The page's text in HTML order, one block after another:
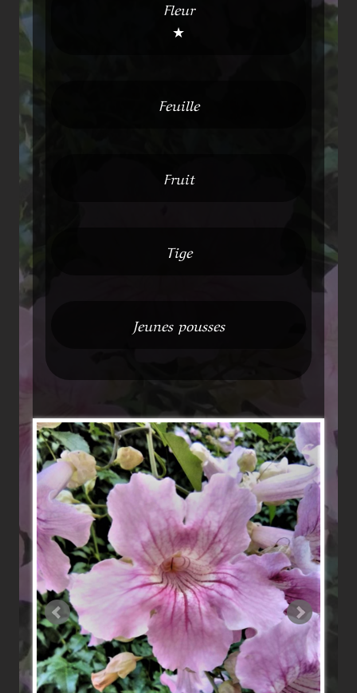
Fleur
★
Feuille
Fruit
Tige
Jeunes pousses